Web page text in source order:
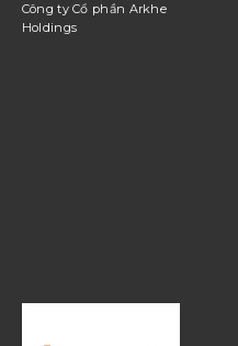
Công ty Cổ phần Arkhe
Holdings